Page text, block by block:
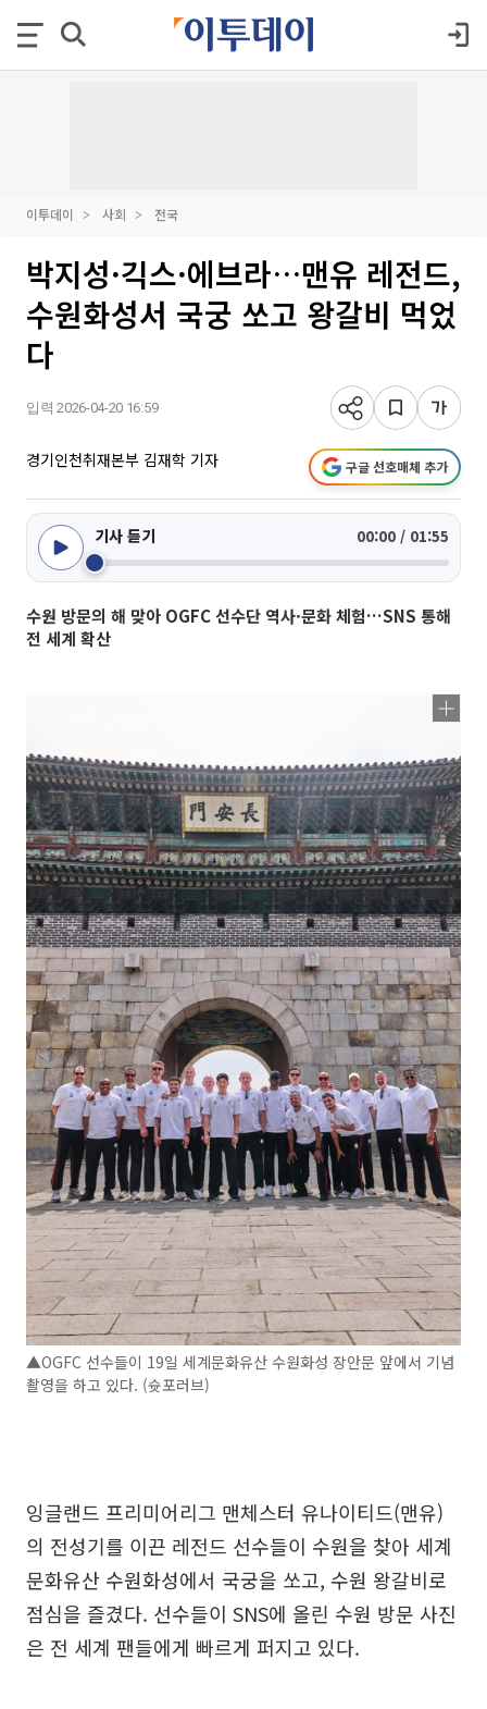
이투데이 사회 전국
박지성·긱스·에브라…맨유 레전드,
수원화성서 국궁 쏘고 왕갈비 먹었
다
입력 2026-04-20 16:59
경기인천취재본부 김재학 기자 구글 선호매체 추가
기사 듣기 00:00 / 01:55
수원 방문의 해 맞아 OGFC 선수단 역사·문화 체험…SNS 통해
전 세계 확산
▲OGFC 선수들이 19일 세계문화유산 수원화성 장안문 앞에서 기념
촬영을 하고 있다. (슛포러브)
잉글랜드 프리미어리그 맨체스터 유나이티드(맨유)
의 전성기를 이끈 레전드 선수들이 수원을 찾아 세계
문화유산 수원화성에서 국궁을 쏘고, 수원 왕갈비로
점심을 즐겼다. 선수들이 SNS에 올린 수원 방문 사진
은 전 세계 팬들에게 빠르게 퍼지고 있다.